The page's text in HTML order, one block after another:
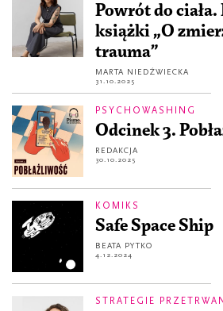
Powrót do
książki „O
trauma”
MARTA NIEDŹWIECKA
31.10.2025
PSYCHOWASHING
Odcinek 3.
REDAKCJA
30.10.2025
KOMIKS
Safe Space Ship
BEATA PYTKO
4.12.2024
STRATEGIE